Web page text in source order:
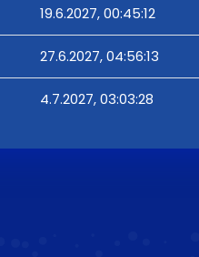
19.6.2027, 00:45:12
27.6.2027, 04:56:13
4.7.2027, 03:03:28